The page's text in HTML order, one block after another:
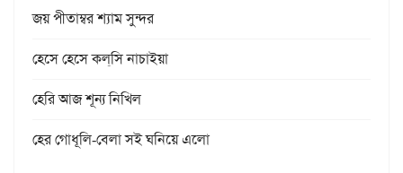
জয় পীতাম্বর শ্যাম সুন্দর
হেসে হেসে কল্‌সি নাচাইয়া
হেরি আজ শূন্য নিখিল
হের গোধূলি-বেলা সই ঘনিয়ে এলো